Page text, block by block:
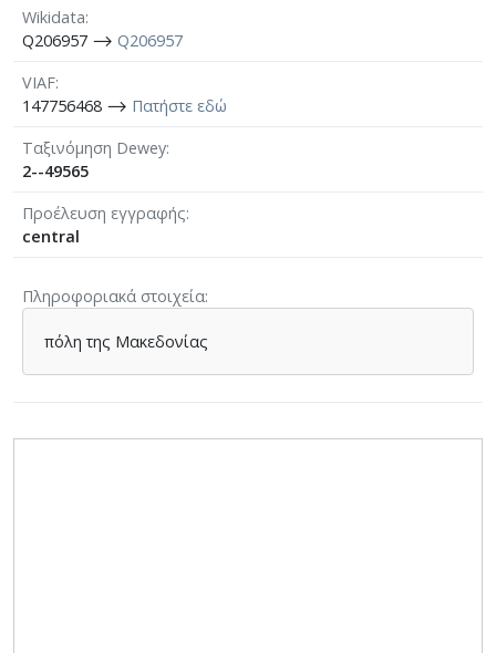
Wikidata
Q206957 ⟶ Q206957
VIAF
147756468 ⟶ Πατήστε εδώ
Ταξινόμηση Dewey
2--49565
Προέλευση εγγραφής
central
Πληροφοριακά στοιχεία
πόλη της Μακεδονίας